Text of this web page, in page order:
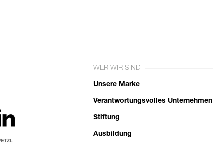
WER WIR SIND
Unsere Marke
Verantwortungsvolles Unternehmen
Stiftung
Ausbildung